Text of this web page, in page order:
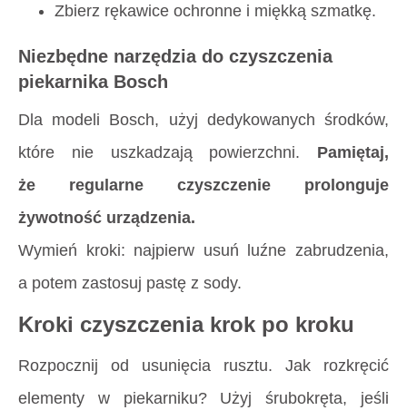
Zbierz rękawice ochronne i miękką szmatkę.
Niezbędne narzędzia do czyszczenia
piekarnika Bosch
Dla modeli Bosch, użyj dedykowanych środków,
które nie uszkadzają powierzchni. Pamiętaj,
że regularne czyszczenie prolonguje
żywotność urządzenia.
Wymień kroki: najpierw usuń luźne zabrudzenia,
a potem zastosuj pastę z sody.
Kroki czyszczenia krok po kroku
Rozpocznij od usunięcia rusztu. Jak rozkręcić
elementy w piekarniku? Użyj śrubokręta, jeśli